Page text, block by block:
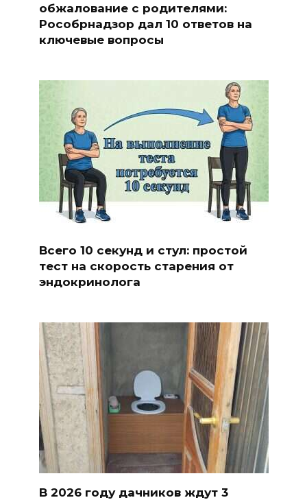
обжалование с родителями:
Рособрнадзор дал 10 ответов на
ключевые вопросы
Всего 10 секунд и стул: простой
тест на скорость старения от
эндокринолога
В 2026 году дачников ждут 3